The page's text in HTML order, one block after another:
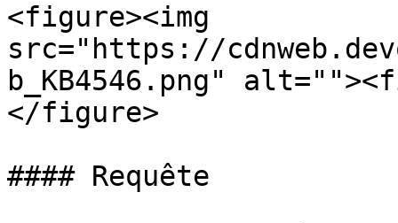
<figure><img
src="https://
b_KB4546.png"
</figure>
#### Requête